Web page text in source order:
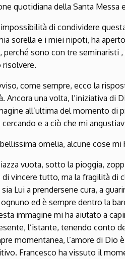
quotidiana della Santa Messa
di condividere
sorella e i miei nipoti, ha
perché sono con tre seminaristi
risolvere.
come sempre, ecco la
Ancora una volta, l’iniziativa di
all’ultima del momento di
e a ciò che mi
omelia, alcune cose mi
vuota, sotto la pioggia,
di vincere tutto, ma la fragilità di
Lui a prendersene cura, a
ed è sempre dentro la
immagine mi ha aiutato a
l’istante, tenendo conto
momentanea, l’amore di Dio
Francesco ha vissuto il